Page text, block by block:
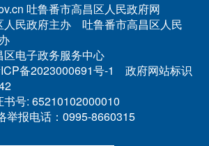
吐鲁番市高昌区人民政府网
人民政府主办 吐鲁番市高昌区人民
电子政务服务中心
备2023000691号-1 政府网站标识
号: 65210102000010
举报电话：0995-8660315